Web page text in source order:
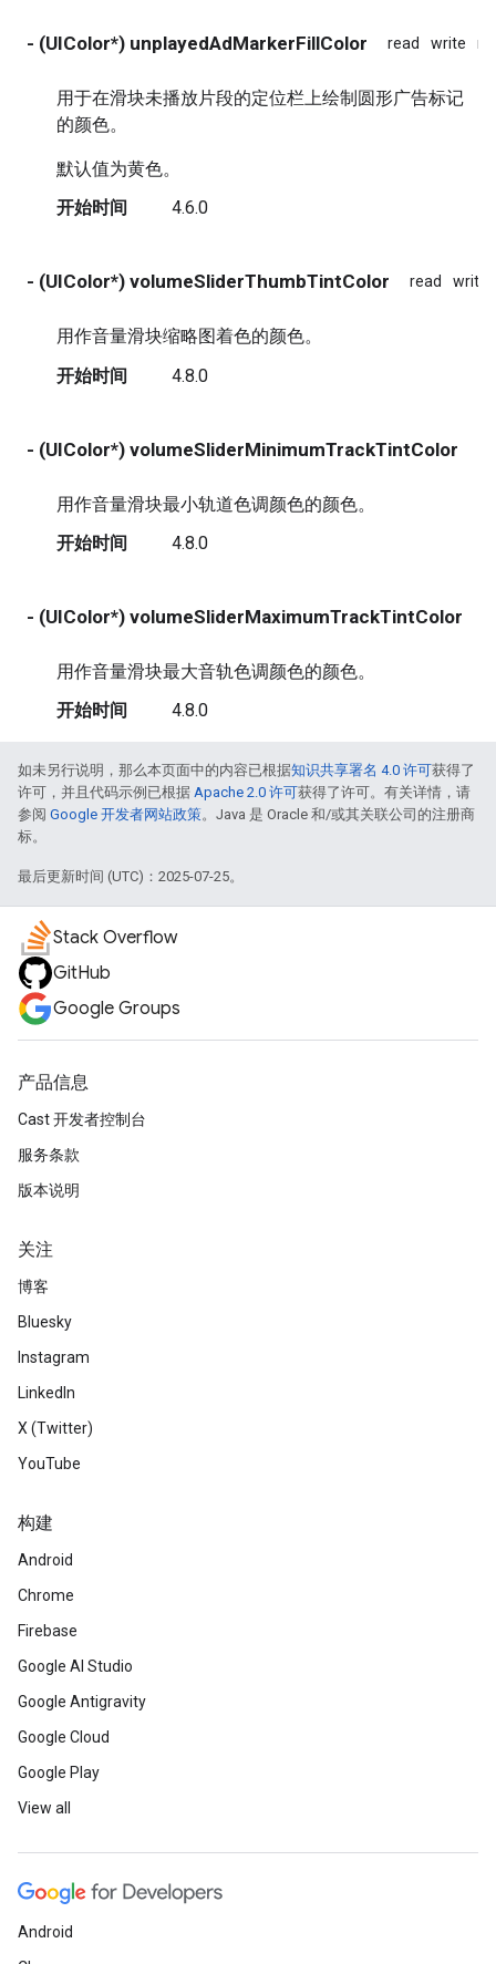
- (UIColor*) unplayedAdMarkerFillColor read write
用于在滑块未播放片段的定位栏上绘制圆形广告标记
的颜色。
默认值为黄色。
开始时间
4.6.0
- (UIColor*) volumeSliderThumbTintColor read write
用作音量滑块缩略图着色的颜色。
开始时间
4.8.0
- (UIColor*) volumeSliderMinimumTrackTintColor
用作音量滑块最小轨道色调颜色的颜色。
开始时间
4.8.0
- (UIColor*) volumeSliderMaximumTrackTintColor
用作音量滑块最大音轨色调颜色的颜色。
开始时间
4.8.0
如未另行说明，那么本页面中的内容已根据知识共享署名 4.0 许可获得了
许可，并且代码示例已根据 Apache 2.0 许可获得了许可。有关详情，请
参阅 Google 开发者网站政策。Java 是 Oracle 和/或其关联公司的注册商
标。
最后更新时间 (UTC)：2025-07-25。
Stack Overflow
GitHub
Google Groups
产品信息
Cast 开发者控制台
服务条款
版本说明
关注
博客
Bluesky
Instagram
LinkedIn
X (Twitter)
YouTube
构建
Android
Chrome
Firebase
Google AI Studio
Google Antigravity
Google Cloud
Google Play
View all
Android